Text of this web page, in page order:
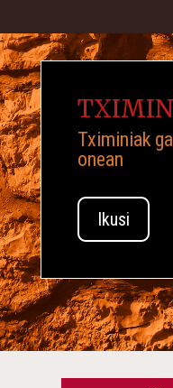
Tximiniak
onean
Ikusi